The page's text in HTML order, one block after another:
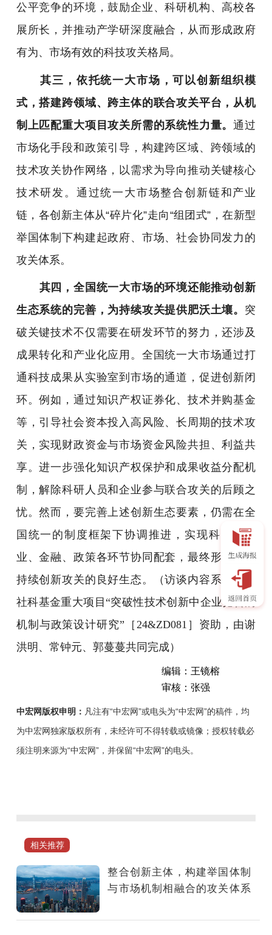
公平竞争的环境，鼓励企业、科研机构、高校各
展所长，并推动产学研深度融合，从而形成政府
有为、市场有效的科技攻关格局。
其三，依托统一大市场，可以创新组织模
式，搭建跨领域、跨主体的联合攻关平台，从机
制上匹配重大项目攻关所需的系统性力量。通过
市场化手段和政策引导，构建跨区域、跨领域的
技术攻关协作网络，以需求为导向推动关键核心
技术研发。通过统一大市场整合创新链和产业
链，各创新主体从“碎片化”走向“组团式”，在新型
举国体制下构建起政府、市场、社会协同发力的
攻关体系。
其四，全国统一大市场的环境还能推动创新
生态系统的完善，为持续攻关提供肥沃土壤。 突
破关键技术不仅需要在研发环节的努力，还涉及
成果转化和产业化应用。全国统一大市场通过打
通科技成果从实验室到市场的通道，促进创新闭
环。例如，通过知识产权证券化、技术并购基金
等，引导社会资本投入高风险、长周期的技术攻
关，实现财政资金与市场资金风险共担、利益共
享。进一步强化知识产权保护和成果收益分配机
制，解除科研人员和企业参与联合攻关的后顾之
忧。然而，要完善上述创新生态要素，仍需在全
国统一的制度框架下协调推进，实现科研、产
业、金融、政策各环节协同配套，最终形成支持
持续创新攻关的良好生态。
（访谈内容系受国家
社科基金重大项目“突破性技术创新中企业竞合的
机制与政策设计研究”［24&ZD081］资助，由谢
洪明、常钟元、郭蔓蔓共同完成）
编辑：王镜榕
审核：张强
中宏网版权申明： 凡注有“中宏网”或电头为“中宏网”的稿件，均
为中宏网独家版权所有，未经许可不得转载或镜像；授权转载必
须注明来源为“中宏网”，并保留“中宏网”的电头。
统
大
市
场
是
相关推荐
整合创新主体，构建举国体制
与市场机制相融合的攻关体系